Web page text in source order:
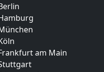
am Main